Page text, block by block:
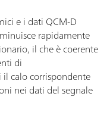
e i dati QCM-D
rapidamente
il che è coerente
di
​​calo corrispondente
nei dati del segnale